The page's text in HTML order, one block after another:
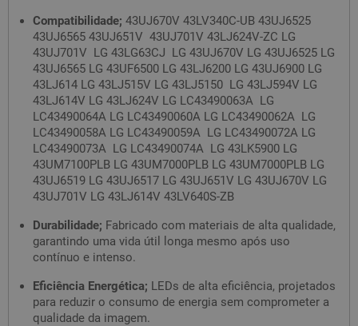
Compatibilidade; 43UJ670V 43LV340C-UB 43UJ6525
43UJ6565 43UJ651V 43UJ701V 43LJ624V-ZC LG
43UJ701V LG 43LG63CJ LG 43UJ670V LG 43UJ6525 LG
43UJ6565 LG 43UF6500 LG 43LJ6200 LG 43UJ6900 LG
43LJ614 LG 43LJ515V LG 43LJ5150 LG 43LJ594V LG
43LJ614V LG 43LJ624V LG LC43490063A LG
LC43490064A LG LC43490060A LG LC43490062A LG
LC43490058A LG LC43490059A LG LC43490072A LG
LC43490073A LG LC43490074A LG 43LK5900 LG
43UM7100PLB LG 43UM7000PLB LG 43UM7000PLB LG
43UJ6519 LG 43UJ6517 LG 43UJ651V LG 43UJ670V LG
43UJ701V LG 43LJ614V 43LV640S-ZB
Durabilidade; Fabricado com materiais de alta qualidade,
garantindo uma vida útil longa mesmo após uso
contínuo e intenso.
Eficiência Energética; LEDs de alta eficiência, projetados
para reduzir o consumo de energia sem comprometer a
qualidade da imagem.